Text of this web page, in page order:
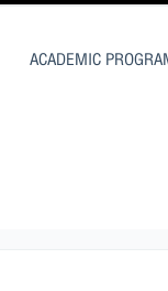
ACADEMIC